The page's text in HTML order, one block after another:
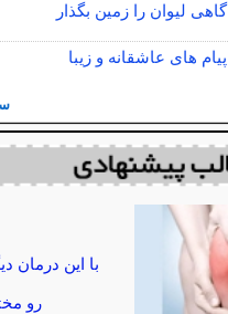
گاهی ليوان را زمين بگذار
پیام های عاشقانه و زیبا
با این درمان
رو